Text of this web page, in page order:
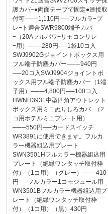
護カバ−●両面テープで固定●連接取
付可───1,110円──フルカラ−プ
レ−ト適合SWR9800端子カバ
−（20Aフルパワ−リモコンリレ
−用）───280円──1袋10コ入
SWJ9902Gジョイントボックス用
フル端子防塵カバー───940円
──20コ入SWJ9904ジョイントボ
ックス用フル端子防塵カバー（1端
子用）───4,800円──100コ入
HWNH3931中型四角アウトレット
ボックス用ミニぬりしろカバ−（2
コ用ホテルミニプレ−ト用）
───550円──カードスイッチ
WR3891に使用できます。フルカ
ラー機器組込用プレート
SWN3501Hフルカラー機器組込用
プレート（絶縁ワンタッチ取付枠
付）（1コ用）（グレー）───410
円──フルカラー1コモジュール用
WN3501Bフルカラー機器組込用プ
レート（絶縁ワンタッチ取付枠
付）（1コ用）（黒）430円